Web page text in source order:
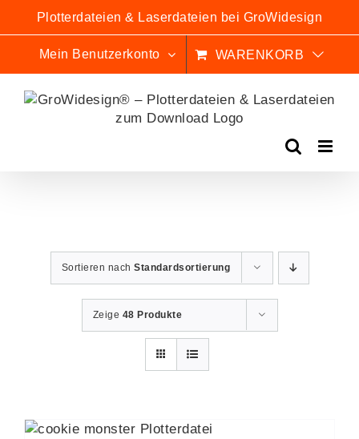
springen
Plotterdateien & Laserdateien bei GroWidesign
Mein Benutzerkonto WARENKORB
Sortieren nach Standardsortierung
Zeige 48 Produkte